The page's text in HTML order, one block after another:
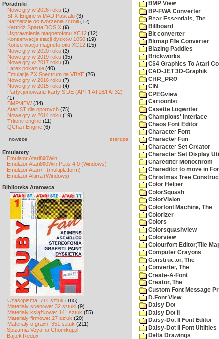
Poradniki
Nowe gry w 2026 roku (1)
SFX-Engine w MAD Pascalu (3)
Narzędzie do tworzenia scrolli (12)
Kartridż Sparta DOS X (6)
Usprawnienia magnetofonu XC12 (12)
Konserwacja stacji dysków 1050 (19)
Konserwacja magnetofonu XC12 (15)
Nowe gry w 2020 roku (2)
Nowe gry w 2019 roku (35)
Nowe gry w 2017 roku (3)
Larek pokazuje (40)
Emulacja ZX Spectrum na VBXE (26)
Nowe gry w 2016 roku (7)
Nowe gry w 2015 roku (4)
Partycjonowanie karty SIDE (APT/FAT16/FAT32)
(1)
BMPVIEW(34)
Atari ST dla opornych (75)
Nowe gry w 2014 roku (19)
Tritone engine (11)
QChan Engine (6)
nowsze starsze
Emulatory
Emulator Atari800Win
Emulator Atari800Win PLus 4.0 (Windows)
Emulator Atari++ (multiplatform)
Emulator Altirra (Windows)
Biblioteka Atarowca
Czasopisma: 714 sztuk (185)
Materiały scenowe: 32 sztuki (9)
Materiały książkowe: 141 sztuk (55)
Materiały firmowe: 27 sztuk (20)
Materiały o grach: 351 sztuk (211)
Spiżarnia Voya na Chomikuj.pl
Bajtek Redux
BMP View
BP-FWA Converter
Bear Essentials, The
Billboard
Bit converter
Bitmap File Converter
Blazing Paddles
Brickworks
C64 Graphics To Atari
CAD-JET 3D-Graphik
CHR_PRO
CIN
CPEGview
Cartoonist
Casette Logwriter
Champions' Interlace
Chaos Font Editor
Character Font
Character Fun
Character Set Creator
Character Set Display
Chareditor Monochrom
Chareditor to move in
Christmas Tree
Color Helper
ColorSquash
ColorVision
Colorfont Machine, The
Colorizer
Colors
Colorsquashview
Colorview
Colourfont Editor;Tile
Computer Crayons
Constructor, The
Converter, The
Create-A-Font
Creator, The
Custom Font Message
D-Font View
Daisy Dot
Daisy Dot II
Daisy-Dot II Font Editor
Daisy-Dot II Font Ultlities
Delta Drawings